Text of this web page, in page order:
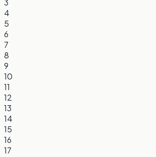
4
5
6
7
8
9
10
11
12
13
14
15
16
17